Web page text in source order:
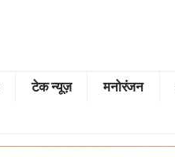
टेक न्यूज़ मनोरंजन